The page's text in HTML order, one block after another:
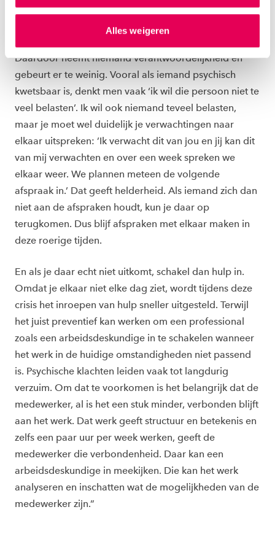
gepersonaliseerde advertenties te plaatsen. Lees
cookiestatement. Via ‘Zelf instellen’ kun je ook zelf
instellen welke cookies we plaatsen. Je kunt je
toestemming altijd wijzigen of intrekken via
onscookiestatement
Alles weigeren
zakelijker mag, ook als diegene het moeilijk heeft. Uit
aardigheid en angst om iemand onder druk te zetten,
Daardoor neemt niemand verantwoordelijkheid en
gebeurt er te weinig. Vooral als iemand psychisch
kwetsbaar is, denkt men vaak ‘ik wil die persoon niet te
veel belasten’. Ik wil ook niemand teveel belasten,
maar je moet wel duidelijk je verwachtingen naar
elkaar uitspreken: ’Ik verwacht dit van jou en jij kan dit
van mij verwachten en over een week spreken we
elkaar weer. We plannen meteen de volgende
afspraak in.’ Dat geeft helderheid. Als iemand zich dan
niet aan de afspraken houdt, kun je daar op
terugkomen. Dus blijf afspraken met elkaar maken in
deze roerige tijden.
En als je daar echt niet uitkomt, schakel dan hulp in.
Omdat je elkaar niet elke dag ziet, wordt tijdens deze
crisis het inroepen van hulp sneller uitgesteld. Terwijl
het juist preventief kan werken om een professional
zoals een arbeidsdeskundige in te schakelen wanneer
het werk in de huidige omstandigheden niet passend
is. Psychische klachten leiden vaak tot langdurig
verzuim. Om dat te voorkomen is het belangrijk dat de
medewerker, al is het een stuk minder, verbonden blijft
aan het werk. Dat werk geeft structuur en betekenis en
zelfs een paar uur per week werken, geeft de
medewerker die verbondenheid. Daar kan een
arbeidsdeskundige in meekijken. Die kan het werk
analyseren en inschatten wat de mogelijkheden van de
medewerker zijn.”